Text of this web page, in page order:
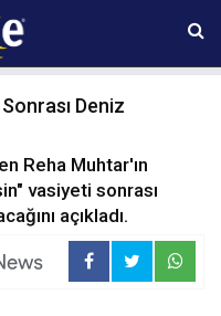
14:56
Deniz
Reha Muhtar'ın
vasiyeti sonrası
açıkladı.